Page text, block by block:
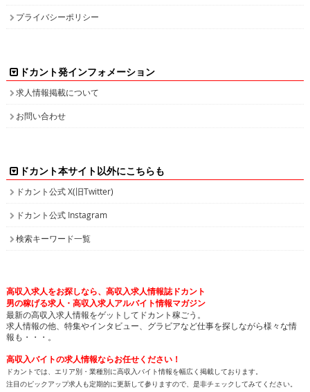
プライバシーポリシー
ドカント発インフォメーション
求人情報掲載について
お問い合わせ
ドカント本サイト以外にこちらも
ドカント公式 X(旧Twitter)
ドカント公式 Instagram
検索キーワード一覧
高収入求人をお探しなら、高収入求人情報誌ドカント
男の稼げる求人・高収入求人アルバイト情報マガジン
最新の高収入求人情報をゲットしてドカント稼ごう。
求人情報の他、特集やインタビュー、グラビアなど仕事を探しながら様々な情
報も・・・。
高収入バイトの求人情報ならお任せください！
ドカントでは、エリア別・業種別に高収入バイト情報を幅広く掲載しております。
注目のピックアップ求人も定期的に更新して参りますので、是非チェックしてみてください。